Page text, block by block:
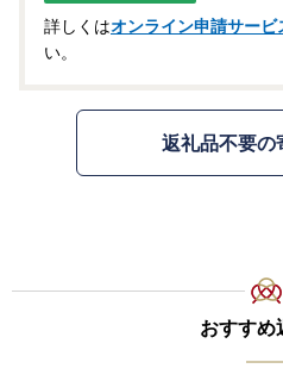
詳しくはオンライン申請サービ
い。
返礼品不要の
おすすめ